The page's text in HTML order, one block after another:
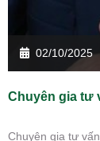
02/10/2025
Chuyên gia tư
Chuyên gia tư